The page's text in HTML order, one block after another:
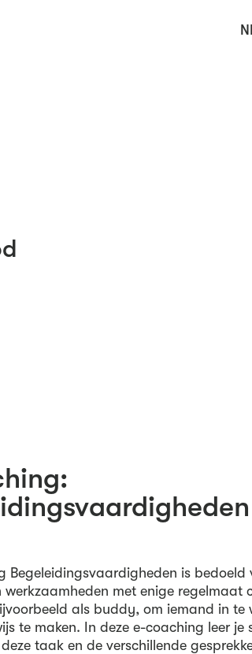
Begeleidingsvaardigheden is bedoeld
met enige regelmaat
als buddy, om iemand in te
te maken. In deze e-coaching leer je
taak en de verschillende